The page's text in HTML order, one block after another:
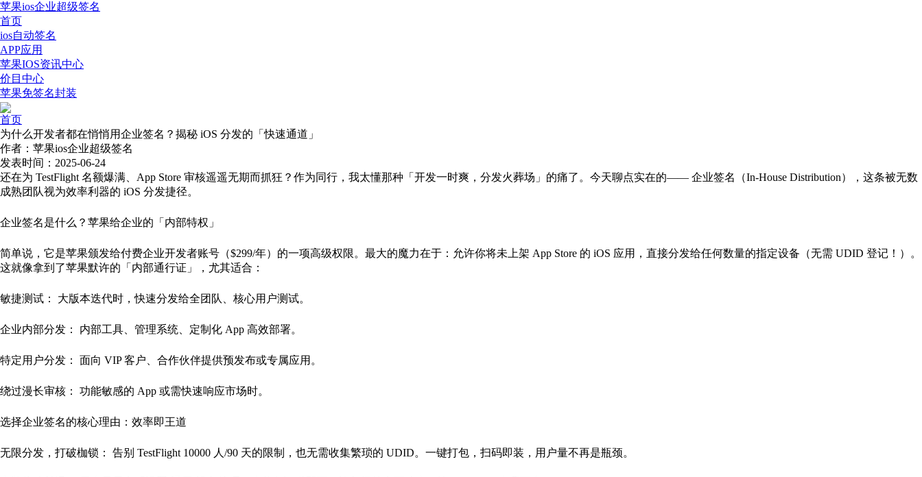
苹果ios企业超级签名
首页
ios自动签名
APP应用
苹果IOS资讯中心
价目中心
苹果免签名封装
首页
为什么开发者都在悄悄用企业签名？揭秘 iOS 分发的「快速通道」
作者：苹果ios企业超级签名
发表时间：2025-06-24
还在为 TestFlight 名额爆满、App Store 审核遥遥无期而抓狂？作为同行，我太懂那种「开发一时爽，分发火葬场」的痛了。今天聊点实在的—— 企业签名（In-House Distribution），这条被无数
成熟团队视为效率利器的 iOS 分发捷径。
企业签名是什么？苹果给企业的「内部特权」
简单说，它是苹果颁发给付费企业开发者账号（$299/年）的一项高级权限。最大的魔力在于：允许你将未上架 App Store 的 iOS 应用，直接分发给任何数量的指定设备（无需 UDID 登记！）。
这就像拿到了苹果默许的「内部通行证」，尤其适合：
敏捷测试： 大版本迭代时，快速分发给全团队、核心用户测试。
企业内部分发： 内部工具、管理系统、定制化 App 高效部署。
特定用户分发： 面向 VIP 客户、合作伙伴提供预发布或专属应用。
绕过漫长审核： 功能敏感的 App 或需快速响应市场时。
选择企业签名的核心理由：效率即王道
无限分发，打破枷锁： 告别 TestFlight 10000 人/90 天的限制，也无需收集繁琐的 UDID。一键打包，扫码即装，用户量不再是瓶颈。